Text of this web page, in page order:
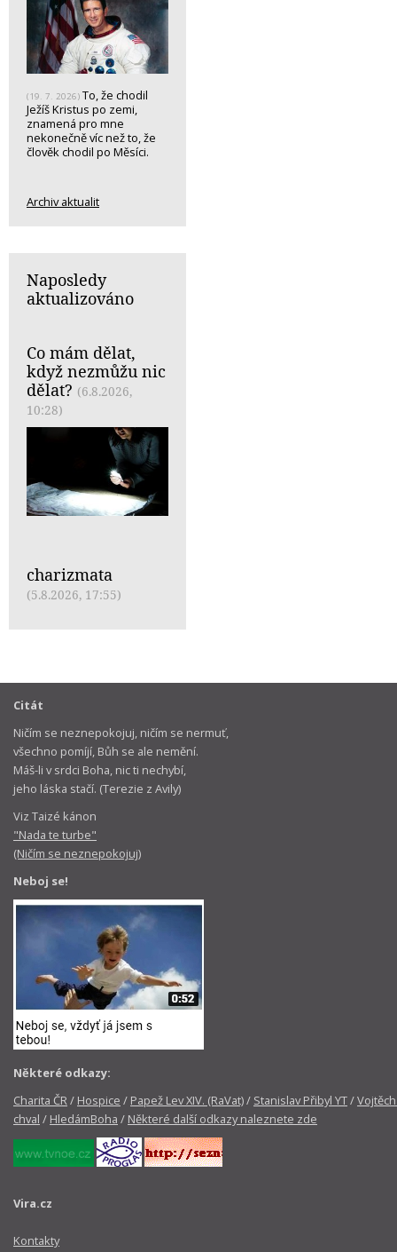
(19. 7. 2026) To, že chodil
Ježíš Kristus po zemi,
znamená pro mne
nekonečně víc než to, že
člověk chodil po Měsíci.
Archiv aktualit
Naposledy
aktualizováno
Co mám dělat,
když nezmůžu nic
dělat? (6.8.2026,
10:28)
charizmata
(5.8.2026, 17:55)
Citát
Ničím se neznepokojuj, ničím se nermuť,
všechno pomíjí, Bůh se ale nemění.
Máš-li v srdci Boha, nic ti nechybí,
jeho láska stačí. (Terezie z Avily)
Viz Taizé kánon
"Nada te turbe"
(Ničím se neznepokojuj)
Neboj se!
Některé odkazy:
Charita ČR/ Hospice / Papež Lev XIV. (RaVat)/ Stanislav Přibyl YT/
chval / HledámBoha / Některé další odkazy naleznete zde
Vira.cz
Kontakty